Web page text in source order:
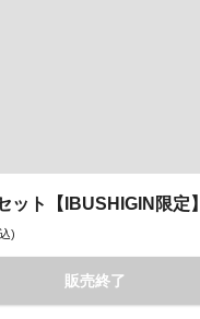
ット【IBUSHIGIN限定】
)
販売終了